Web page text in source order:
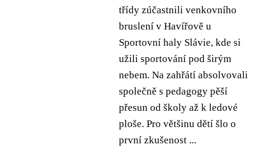
třídy zúčastnili venkovního
bruslení v Havířově u
Sportovní haly Slávie, kde si
užili sportování pod širým
nebem. Na zahřátí absolvovali
společně s pedagogy pěší
přesun od školy až k ledové
ploše. Pro většinu dětí šlo o
první zkušenost ...